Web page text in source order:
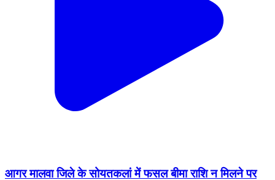
आगर मालवा जिले के सोयतकलां में फसल बीमा राशि न मिलने पर